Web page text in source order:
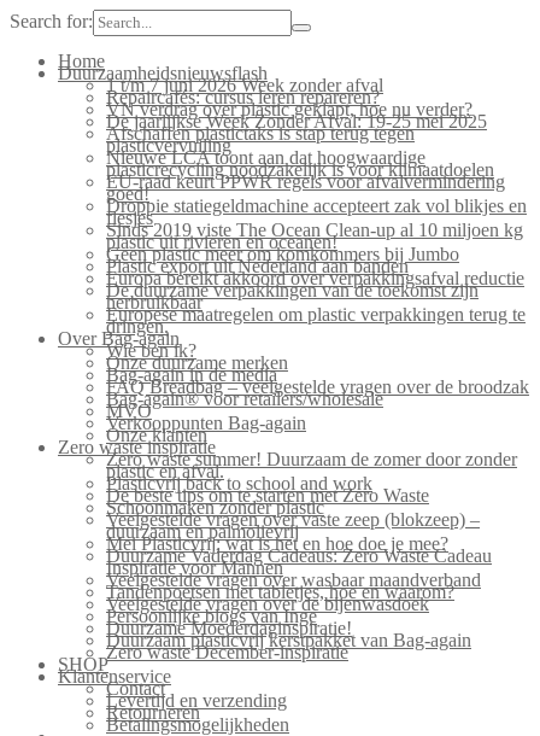
Search for:
Home
Duurzaamheidsnieuwsflash
1 t/m 7 juni 2026 Week zonder afval
Repaircafés: cursus leren repareren?
VN verdrag over plastic geklapt, hoe nu verder?
De jaarlijkse Week Zonder Afval: 19-25 mei 2025
Afschaffen plastictaks is stap terug tegen
plasticvervuiling
Nieuwe LCA toont aan dat hoogwaardige
plasticrecycling noodzakelijk is voor klimaatdoelen
EU-raad keurt PPWR regels voor afvalvermindering
goed!
Droppie statiegeldmachine accepteert zak vol blikjes en
flesjes
Sinds 2019 viste The Ocean Clean-up al 10 miljoen kg
plastic uit rivieren en oceanen!
Geen plastic meer om komkommers bij Jumbo
Plastic export uit Nederland aan banden
Europa bereikt akkoord over verpakkingsafval reductie
De duurzame verpakkingen van de toekomst zijn
herbruikbaar
Europese maatregelen om plastic verpakkingen terug te
dringen.
Over Bag-again
Wie ben ik?
Onze duurzame merken
Bag-again in de media
FAQ Breadbag – veelgestelde vragen over de broodzak
Bag-again® voor retailers/wholesale
MVO
Verkooppunten Bag-again
Onze klanten
Zero waste inspiratie
Zero waste summer! Duurzaam de zomer door zonder
plastic en afval.
Plasticvrij back to school and work
De beste tips om te starten met Zero Waste
Schoonmaken zonder plastic
Veelgestelde vragen over vaste zeep (blokzeep) –
duurzaam en palmolievrij
Mei Plasticvrij: wat is het en hoe doe je mee?
Duurzame Vaderdag Cadeaus: Zero Waste Cadeau
Inspiratie voor Mannen
Veelgestelde vragen over wasbaar maandverband
Tandenpoetsen met tabletjes, hoe en waarom?
Veelgestelde vragen over de bijenwasdoek
Persoonlijke blogs van Inge
Duurzame Moederdaginspiratie!
Duurzaam plasticvrij kerstpakket van Bag-again
Zero waste December-inspiratie
SHOP
Klantenservice
Contact
Levertijd en verzending
Retourneren
Betalingsmogelijkheden